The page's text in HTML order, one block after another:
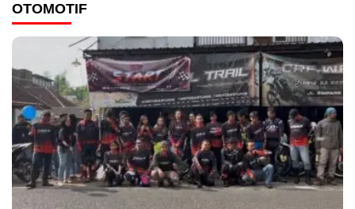
OTOMOTIF